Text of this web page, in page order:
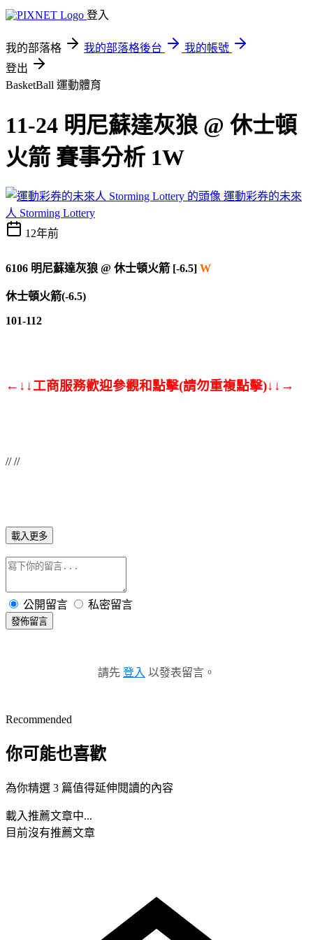
登入
我的部落格 我的部落格後台
我的帳號
登出
BasketBall 運動體育
11-24 明尼蘇達灰狼 @ 休士頓
火箭 賽事分析 1W
運動彩券的未來
人 Storming Lottery
12年前
6106 明尼蘇達灰狼 @ 休士頓火箭 [-6.5] W
休士頓火箭(-6.5)
101-112
←↓↓工商服務歡迎參觀和點擊(請勿重複點擊)↓↓→
// //
載入更多
公開留言 私密留言
發佈留言
請先 登入 以發表留言。
Recommended
你可能也喜歡
為你精選 3 篇值得延伸閱讀的內容
載入推薦文章中...
目前沒有推薦文章